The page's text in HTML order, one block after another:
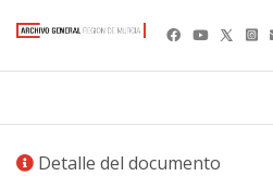
Detalle del documento